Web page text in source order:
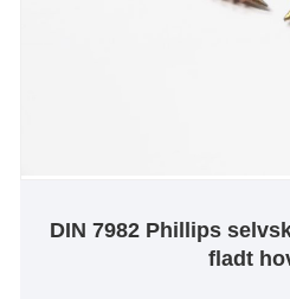
DIN 7982 Phillips
fladt